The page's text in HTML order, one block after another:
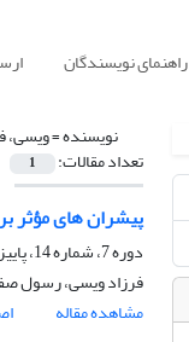
راهنمای نویسندگان
نویسنده =ویسی،
تعداد مقالات: 1
پیشران های مؤثر
دوره 7، شماره 14، پاییز 1398
فرزاد ویسی، رسول
مشاهده مقاله